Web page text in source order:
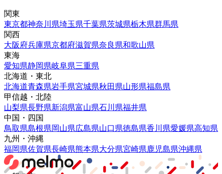
関東
東京都神奈川県埼玉県千葉県茨城県栃木県群馬県
関西
大阪府兵庫県京都府滋賀県奈良県和歌山県
東海
愛知県静岡県岐阜県三重県
北海道・東北
北海道青森県岩手県宮城県秋田県山形県福島県
甲信越・北陸
山梨県長野県新潟県富山県石川県福井県
中国・四国
鳥取県島根県岡山県広島県山口県徳島県香川県愛媛県高知県
九州・沖縄
福岡県佐賀県長崎県熊本県大分県宮崎県鹿児島県沖縄県